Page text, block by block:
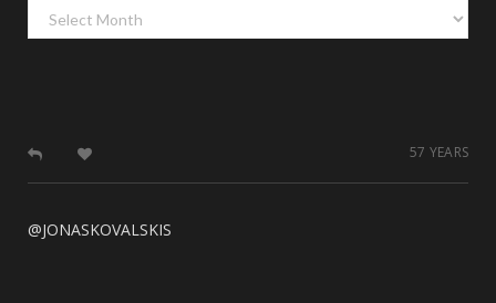
Archyvas
57 YEARS
@JONASKOVALSKIS